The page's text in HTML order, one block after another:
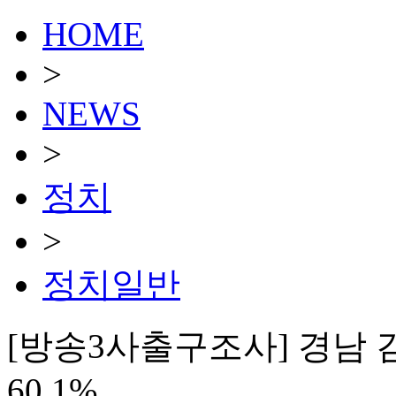
HOME
>
NEWS
>
정치
>
정치일반
[방송3사출구조사] 경남